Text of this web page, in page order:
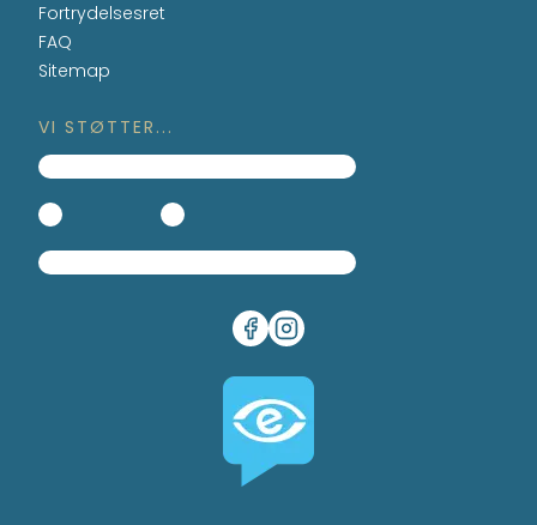
Fortrydelsesret
FAQ
Sitemap
VI STØTTER...